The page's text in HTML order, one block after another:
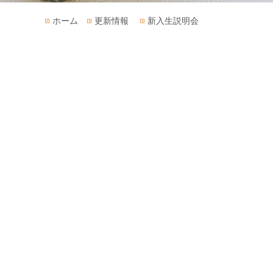
ホーム 更新情報 新入生説明会